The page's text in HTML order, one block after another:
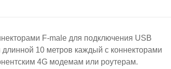
F-male для подключения USB
10 метров каждый с коннекторами
4G модемам или роутерам.